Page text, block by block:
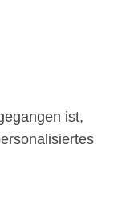
ist,